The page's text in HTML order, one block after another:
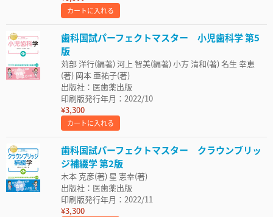
カートに入れる
歯科国試パーフェクトマスター 小児歯科学 第5
版
苅部 洋行(編著) 河上 智美(編著) 小方 清和(著) 名生 幸恵
(著) 岡本 亜祐子(著)
出版社：医歯薬出版
印刷版発行年月：2022/10
¥3,300
カートに入れる
歯科国試パーフェクトマスター クラウンブリッ
ジ補綴学 第2版
木本 克彦(著) 星 憲幸(著)
出版社：医歯薬出版
印刷版発行年月：2022/11
¥3,300